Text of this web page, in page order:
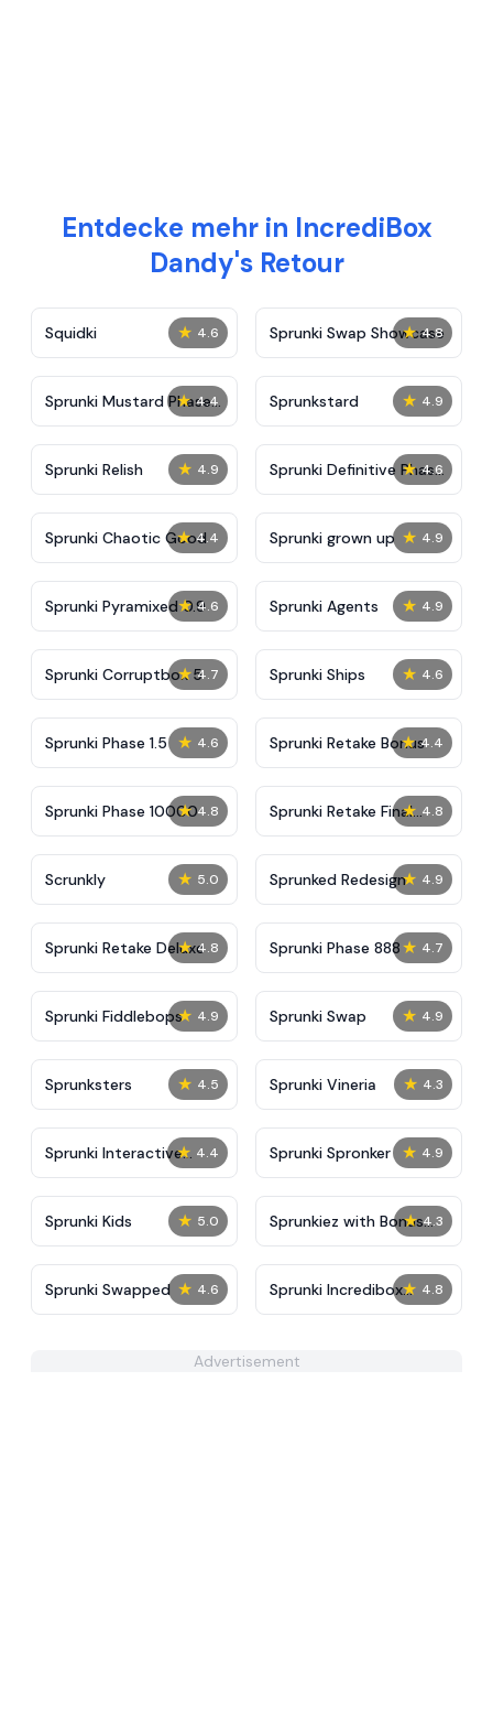
Entdecke mehr in IncrediBox
Dandy's Retour
★ 4.6
Squidki ★ 4.8
Sprunki Swap Showcase
★ 4.4
Sprunki Mustard Phase
2
★ 4.9
Sprunkstard
★ 4.9
Sprunki Relish ★ 4.6
Sprunki Definitive Phase
7
★ 4.4
Sprunki Chaotic Good ★ 4.9
Sprunki grown up
★ 4.6
Sprunki Pyramixed 0.9 ★ 4.9
Sprunki Agents
★ 4.7
Sprunki Corruptbox 5 ★ 4.6
Sprunki Ships
★ 4.6
Sprunki Phase 1.5 ★ 4.4
Sprunki Retake Bonus
★ 4.8
Sprunki Phase 10000 ★ 4.8
Sprunki Retake Final
Update
★ 5.0
Scrunkly ★ 4.9
Sprunked Redesign
★ 4.8
Sprunki Retake Deluxe ★ 4.7
Sprunki Phase 888
★ 4.9
Sprunki Fiddlebops ★ 4.9
Sprunki Swap
★ 4.5
Sprunksters ★ 4.3
Sprunki Vineria
★ 4.4
Sprunki Interactive
Tunner
★ 4.9
Sprunki Spronker
★ 5.0
Sprunki Kids ★ 4.3
Sprunkiez with Bonus
Characters
★ 4.6
Sprunki Swapped ★ 4.8
Sprunki Incredibox
Horror
Advertisement